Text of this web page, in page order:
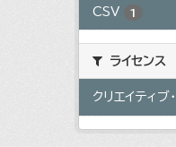
CSV 1
ライセンス
クリエイティブ